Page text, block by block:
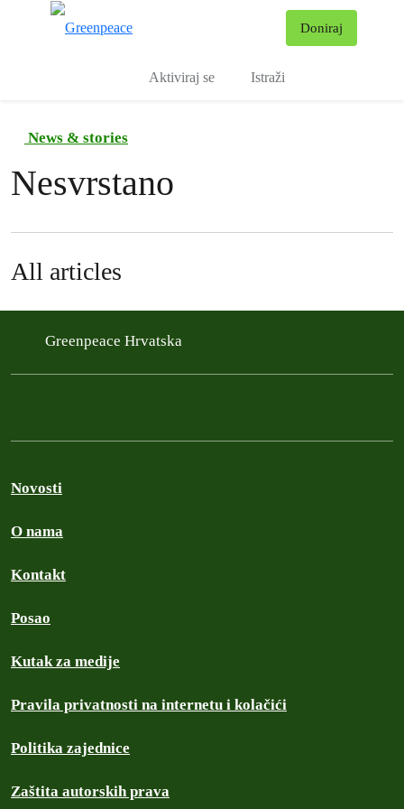
Doniraj
Aktiviraj se Istraži
News & stories
Nesvrstano
All articles
Greenpeace Hrvatska
Novosti
O nama
Kontakt
Posao
Kutak za medije
Pravila privatnosti na internetu i kolačići
Politika zajednice
Zaštita autorskih prava